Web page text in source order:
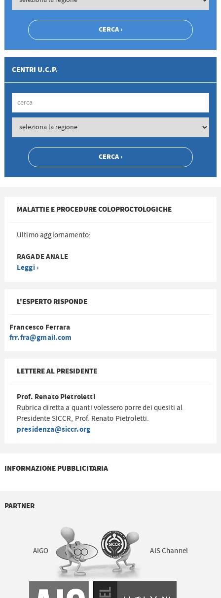
CENTRI U.C.P.
MALATTIE E PROCEDURE COLOPROCTOLOGICHE
Ultimo aggiornamento:
RAGADE ANALE
Leggi ›
L'ESPERTO RISPONDE
Francesco Ferrara
frr.fra@gmail.com
LETTERE AL PRESIDENTE
Prof. Renato Pietroletti
Rubrica diretta a quanti volessero porre dei quesiti al
Presidente SICCR, Prof. Renato Pietroletti.
presidenza@siccr.org
INFORMAZIONE PUBBLICITARIA
PARTNER
AIGO AIS Channel